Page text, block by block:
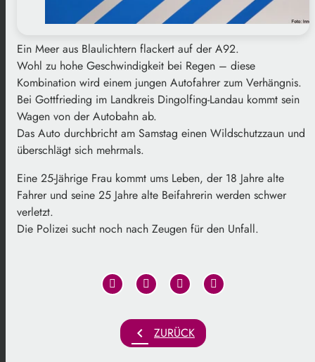
Ein Meer aus Blaulichtern flackert auf der A92.
Wohl zu hohe Geschwindigkeit bei Regen – diese
Kombination wird einem jungen Autofahrer zum Verhängnis.
Bei Gottfrieding im Landkreis Dingolfing-Landau kommt sein
Wagen von der Autobahn ab.
Das Auto durchbricht am Samstag einen Wildschutzzaun und
überschlägt sich mehrmals.
Eine 25-Jährige Frau kommt ums Leben, der 18 Jahre alte
Fahrer und seine 25 Jahre alte Beifahrerin werden schwer
verletzt.
Die Polizei sucht noch nach Zeugen für den Unfall.
chevron_left ZURÜCK